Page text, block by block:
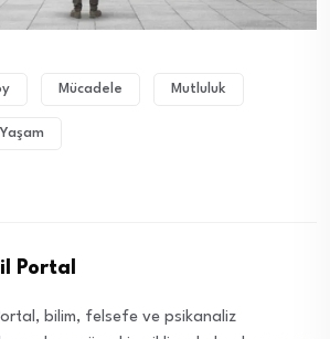
Mücadele Mutluluk
Yaşam
Portal
bilim, felsefe ve psikanaliz